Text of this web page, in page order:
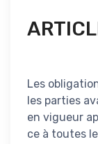
Les
les parties
en vigueur
ce à toutes